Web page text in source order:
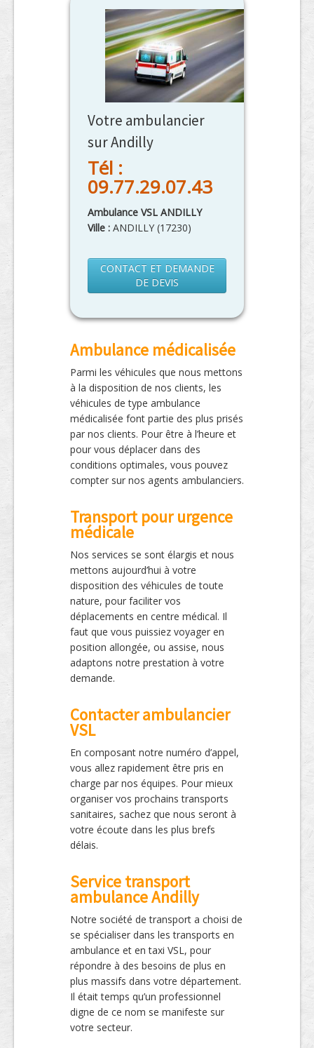
Votre ambulancier
sur Andilly
Tél :
09.77.29.07.43
Ambulance VSL ANDILLY
Ville : ANDILLY (17230)
CONTACT ET DEMANDE
DE DEVIS
Ambulance médicalisée
Parmi les véhicules que nous mettons
à la disposition de nos clients, les
véhicules de type ambulance
médicalisée font partie des plus prisés
par nos clients. Pour être à l’heure et
pour vous déplacer dans des
conditions optimales, vous pouvez
compter sur nos agents ambulanciers.
Transport pour urgence
médicale
Nos services se sont élargis et nous
mettons aujourd’hui à votre
disposition des véhicules de toute
nature, pour faciliter vos
déplacements en centre médical. Il
faut que vous puissiez voyager en
position allongée, ou assise, nous
adaptons notre prestation à votre
demande.
Contacter ambulancier
VSL
En composant notre numéro d’appel,
vous allez rapidement être pris en
charge par nos équipes. Pour mieux
organiser vos prochains transports
sanitaires, sachez que nous seront à
votre écoute dans les plus brefs
délais.
Service transport
ambulance Andilly
Notre société de transport a choisi de
se spécialiser dans les transports en
ambulance et en taxi VSL, pour
répondre à des besoins de plus en
plus massifs dans votre département.
Il était temps qu’un professionnel
digne de ce nom se manifeste sur
votre secteur.